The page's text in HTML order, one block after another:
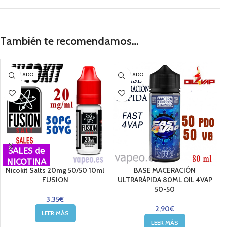
También te recomendamos…
AGOTADO
SALES de
NICOTINA
Nicokit Salts 20mg 50/50 10ml
FUSION
3,35€
LEER MÁS
AGOTADO
BASE MACERACIÓN
ULTRARÁPIDA 80ML OIL 4VAP
50-50
2,90€
LEER MÁS